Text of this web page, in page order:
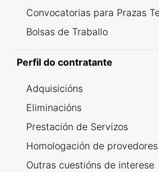
Convocatorias para Prazas
Bolsas de Traballo
Perfil do contratante
Adquisicións
Eliminacións
Prestación de Servizos
Homologación de provedores
Outras cuestións de interese